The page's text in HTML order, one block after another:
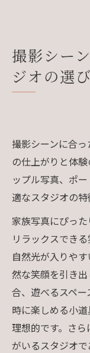
撮影シー
ジオの選
撮影シーンに合
の仕上がりと体
ップル写真、ポ
適なスタジオの特
家族写真にぴっ
リラックスでき
自然光が入りや
然な笑顔を引き
合、遊べるスペ
時に楽しめる小
理想的です。さ
がいるスタジオ